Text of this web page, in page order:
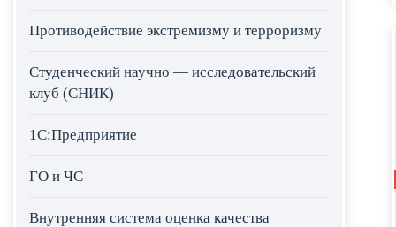
Противодействие экстремизму и терроризму
Студенческий научно — исследовательский
клуб (СНИК)
1С:Предприятие
ГО и ЧС
Внутренняя система оценка качества